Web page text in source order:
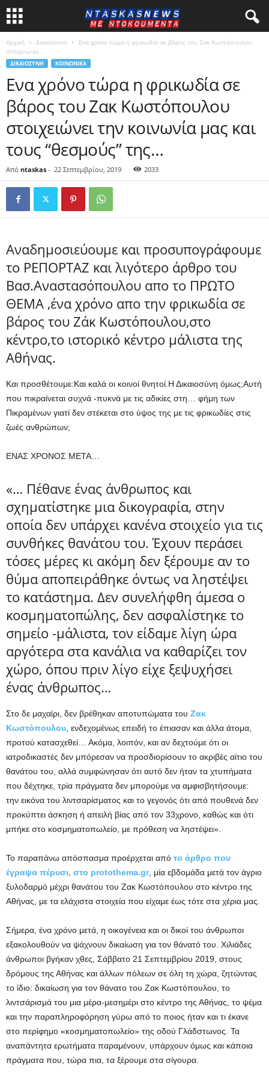
Αρχική Δικαιοσυνη
Ενα χρόνο τώρα η φρικωδία σε βάρος του Ζακ Κωστόπουλου
στοιχειώνει...
ΔΙΚΑΙΟΣΥΝΗ ΚΟΙΝΩΝΙΚΑ
Ενα χρόνο τώρα η φρικωδία σε
βάρος του Ζακ Κωστόπουλου
στοιχειώνει την κοινωνία μας και
τους “θεσμούς” της…
Από ntaskas - 22 Σεπτεμβρίου, 2019 2033
Αναδημοσιεύουμε και προσυπογράφουμε
το ΡΕΠΟΡΤΑΖ και λιγότερο άρθρο του
Βασ.Αναστασόπουλου απο το ΠΡΩΤΟ
ΘΕΜΑ ,ένα χρόνο απο την φρικωδία σε
βάρος του Ζάκ Κωστόπουλου,στο
κέντρο,το ιστορικό κέντρο μάλιστα της
Αθήνας.
Και προσθέτουμε:Και καλά οι κοινοί θνητοί.Η Δικαιοσύνη όμως;Αυτή
που πικραίνεται συχνά -πυκνά με τις αδικίες στη… φήμη των
Πικραμένων γιατί δεν στέκεται στο ύψος της με τις φρικωδίες στις
ζωές ανθρώπων;
ΕΝΑΣ ΧΡΟΝΟΣ ΜΕΤΑ…
«… Πέθανε ένας άνθρωπος και
σχηματίστηκε μια δικογραφία, στην
οποία δεν υπάρχει κανένα στοιχείο για τις
συνθήκες θανάτου του. Έχουν περάσει
τόσες μέρες κι ακόμη δεν ξέρουμε αν το
θύμα αποπειράθηκε όντως να ληστέψει
το κατάστημα. Δεν συνελήφθη άμεσα ο
κοσμηματοπώλης, δεν ασφαλίστηκε το
σημείο -μάλιστα, τον είδαμε λίγη ώρα
αργότερα στα κανάλια να καθαρίζει τον
χώρο, όπου πριν λίγο είχε ξεψυχήσει
ένας άνθρωπος…
Στο δε μαχαίρι, δεν βρέθηκαν αποτυπώματα του Ζακ
Κωστόπουλου , ενδεχομένως επειδή το έπιασαν και άλλα άτομα,
προτού κατασχεθεί… Ακόμα, λοιπόν, και αν δεχτούμε ότι οι
ιατροδικαστές δεν μπόρεσαν να προσδιορίσουν το ακριβές αίτιο του
θανάτου του, αλλά συμφώνησαν ότι αυτό δεν ήταν τα χτυπήματα
που δέχτηκε, τρία πράγματα δεν μπορούμε να αμφισβητήσουμε:
την εικόνα του λιντσαρίσματος και το γεγονός ότι από πουθενά δεν
προκύπτει άσκηση ή απειλή βίας από τον 33χρονο, καθώς και ότι
μπήκε στο κοσμηματοπωλείο, με πρόθεση να ληστέψει».
Το παραπάνω απόσπασμα προέρχεται από το άρθρο που
έγραψα πέρυσι, στο protothema.gr, μία εβδομάδα μετά τον άγριο
ξυλοδαρμό μέχρι θανάτου του Ζακ Κωστόπουλου στο κέντρο της
Αθήνας, με τα ελάχιστα στοιχεία που είχαμε έως τότε στα χέρια μας.
Σήμερα, ένα χρόνο μετά, η οικογένεια και οι δικοί του άνθρωποι
εξακολουθούν να ψάχνουν δικαίωση για τον θάνατό του. Χιλιάδες
άνθρωποι βγήκαν χθες, Σάββατο 21 Σεπτεμβρίου 2019, στους
δρόμους της Αθήνας και άλλων πόλεων σε όλη τη χώρα, ζητώντας
το ίδιο: δικαίωση για τον θάνατο του Ζακ Κωστόπουλου, το
λιντσάρισμά του μια μέρα-μεσημέρι στο κέντρο της Αθήνας, το ψέμα
και την παραπληροφόρηση γύρω από το ποιος ήταν και τι έκανε
στο περίφημο «κοσμηματοπωλείο» της οδού Γλάδστωνος. Τα
αναπάντητα ερωτήματα παραμένουν, υπάρχουν όμως και κάποια
πράγματα που, τώρα πια, τα ξέρουμε στα σίγουρα.